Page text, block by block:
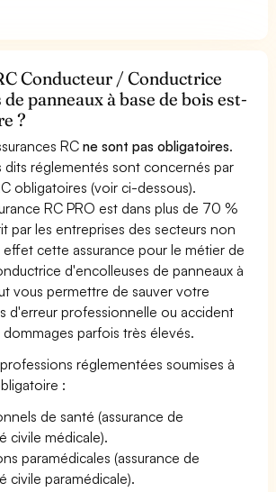
Conducteur / Conductrice
panneaux à base de bois est-
?
RCne sont pas obligatoires.
dits réglementés sont concernés par
obligatoires (voir ci-dessous).
RC PRO est dans plus de 70 %
par les entreprises des secteurs non
cette assurance pour le métier de
d'encolleuses de panneaux à
vous permettre de sauver votre
d'erreur professionnelle ou accident
parfois très élevés.
réglementées soumises à
:
de santé (assurance de
civile médicale).
paramédicales (assurance de
civile paramédicale).